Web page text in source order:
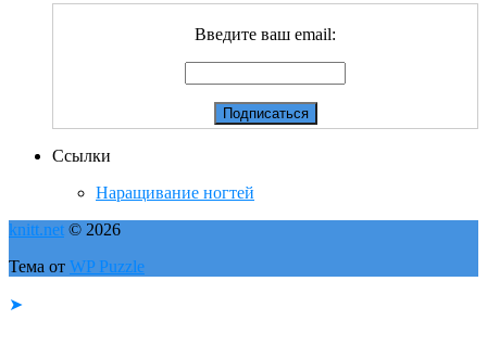
Введите ваш email:
Ссылки
Наращивание ногтей
knitt.net © 2026
Тема от WP Puzzle
➤